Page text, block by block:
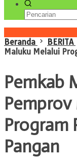
Beranda
BERITA
Maluku Melalui
Pemkab
Program
Pangan